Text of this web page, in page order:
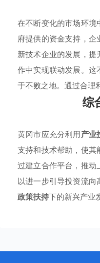
在不断变化的市场环
府提供的资金支持，
新技术企业的发展，
作中实现联动发展。
于不败之地。通过合理
综
黄冈市应充分利用产业
支持和技术帮助，使
过建立合作平台，推
以进一步引导投资流
政策扶持下的新兴产业